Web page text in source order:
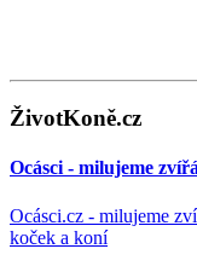
ŽivotKoně.cz
Ocásci - milujeme
Ocásci.cz - milujeme
koček a koní